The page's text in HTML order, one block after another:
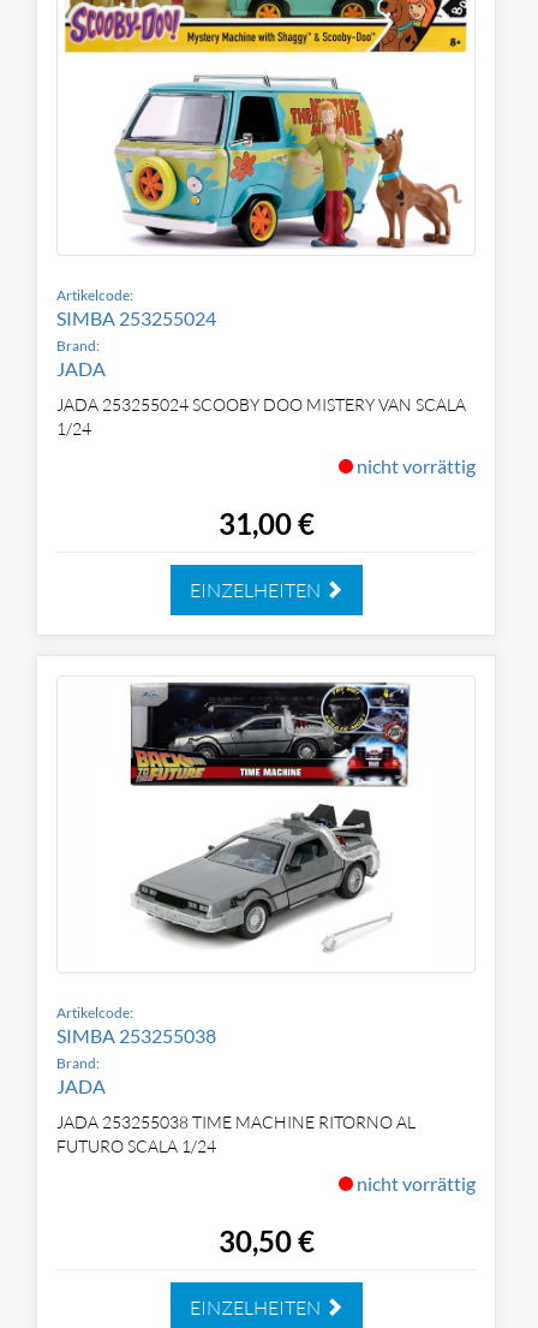
Artikelcode:
SIMBA 253255024
Brand:
JADA
JADA 253255024 SCOOBY DOO MISTERY VAN SCALA
1/24
nicht vorrättig
31,00 €
EINZELHEITEN
Artikelcode:
SIMBA 253255038
Brand:
JADA
JADA 253255038 TIME MACHINE RITORNO AL
FUTURO SCALA 1/24
nicht vorrättig
30,50 €
EINZELHEITEN